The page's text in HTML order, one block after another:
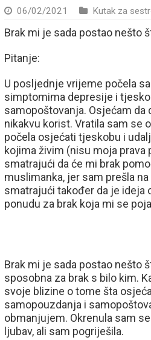
06/02/2021 Kutak za
Brak mi je sada postao nešto
Pitanje:
U posljednje vrijeme počela
simptomima depresije i
samopoštovanja. Osjećam
nikakvu korist. Vratila sam se
počela osjećati tjeskobu i
kojima živim (nisu moja prava
smatrajući da će mi brak
muslimanka, jer sam prešla
smatrajući također da je ideja
ponudu za brak koja mi se
Brak mi je sada postao nešto
sposobna za brak s bilo kim.
svoje blizine o tome šta
samopouzdanja i
obmanjujem. Okrenula sam
ljubav, ali sam pogriješila.